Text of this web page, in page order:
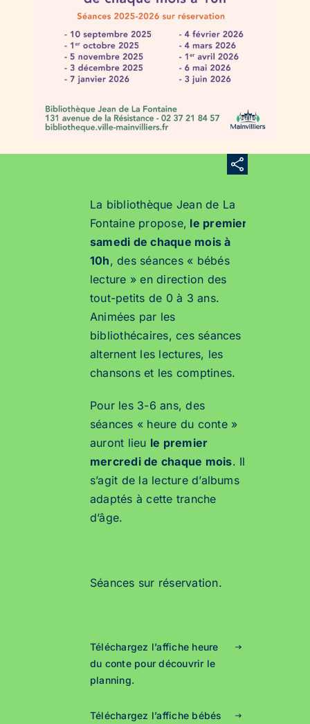
La bibliothèque Jean de La
Fontaine propose, le premier
samedi de chaque mois à
10h, des séances « bébés
lecture » en direction des
tout-petits de 0 à 3 ans.
Animées par les
bibliothécaires, ces séances
alternent les lectures, les
chansons et les comptines.
Pour les 3-6 ans, des
séances « heure du conte »
auront lieu le premier
mercredi de chaque mois. Il
s’agit de la lecture d’albums
adaptés à cette tranche
d’âge.
Séances sur réservation.
Téléchargez l’affiche heure
du conte pour découvrir le
planning.
Téléchargez l’affiche bébés